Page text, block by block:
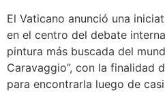
El Vaticano anunció una
en el centro del debate
pintura más buscada del
Caravaggio”, con la finalidad
para encontrarla luego de